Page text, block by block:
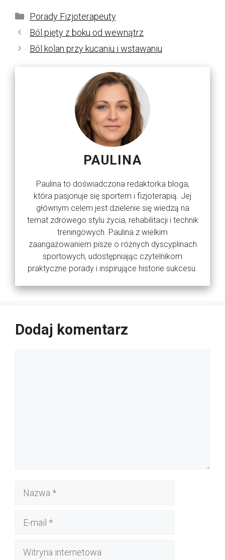
Kategorie
Porady Fizjoterapeuty
Ból pięty z boku od wewnątrz
Ból kolan przy kucaniu i wstawaniu
PAULINA
Paulina to doświadczona redaktorka bloga,
która pasjonuje się sportem i fizjoterapią. Jej
głównym celem jest dzielenie się wiedzą na
temat zdrowego stylu życia, rehabilitacji i technik
treningowych. Paulina z wielkim
zaangażowaniem pisze o różnych dyscyplinach
sportowych, udostępniając czytelnikom
praktyczne porady i inspirujące historie sukcesu.
Dodaj komentarz
Nazwa
Witryna